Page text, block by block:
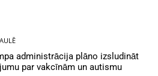
administrācija plāno izsludināt
par vakcīnām un autismu